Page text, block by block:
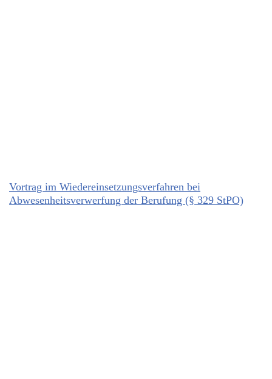
Vortrag im Wiedereinsetzungsverfahren bei
Abwesenheitsverwerfung der Berufung (§ 329 StPO)